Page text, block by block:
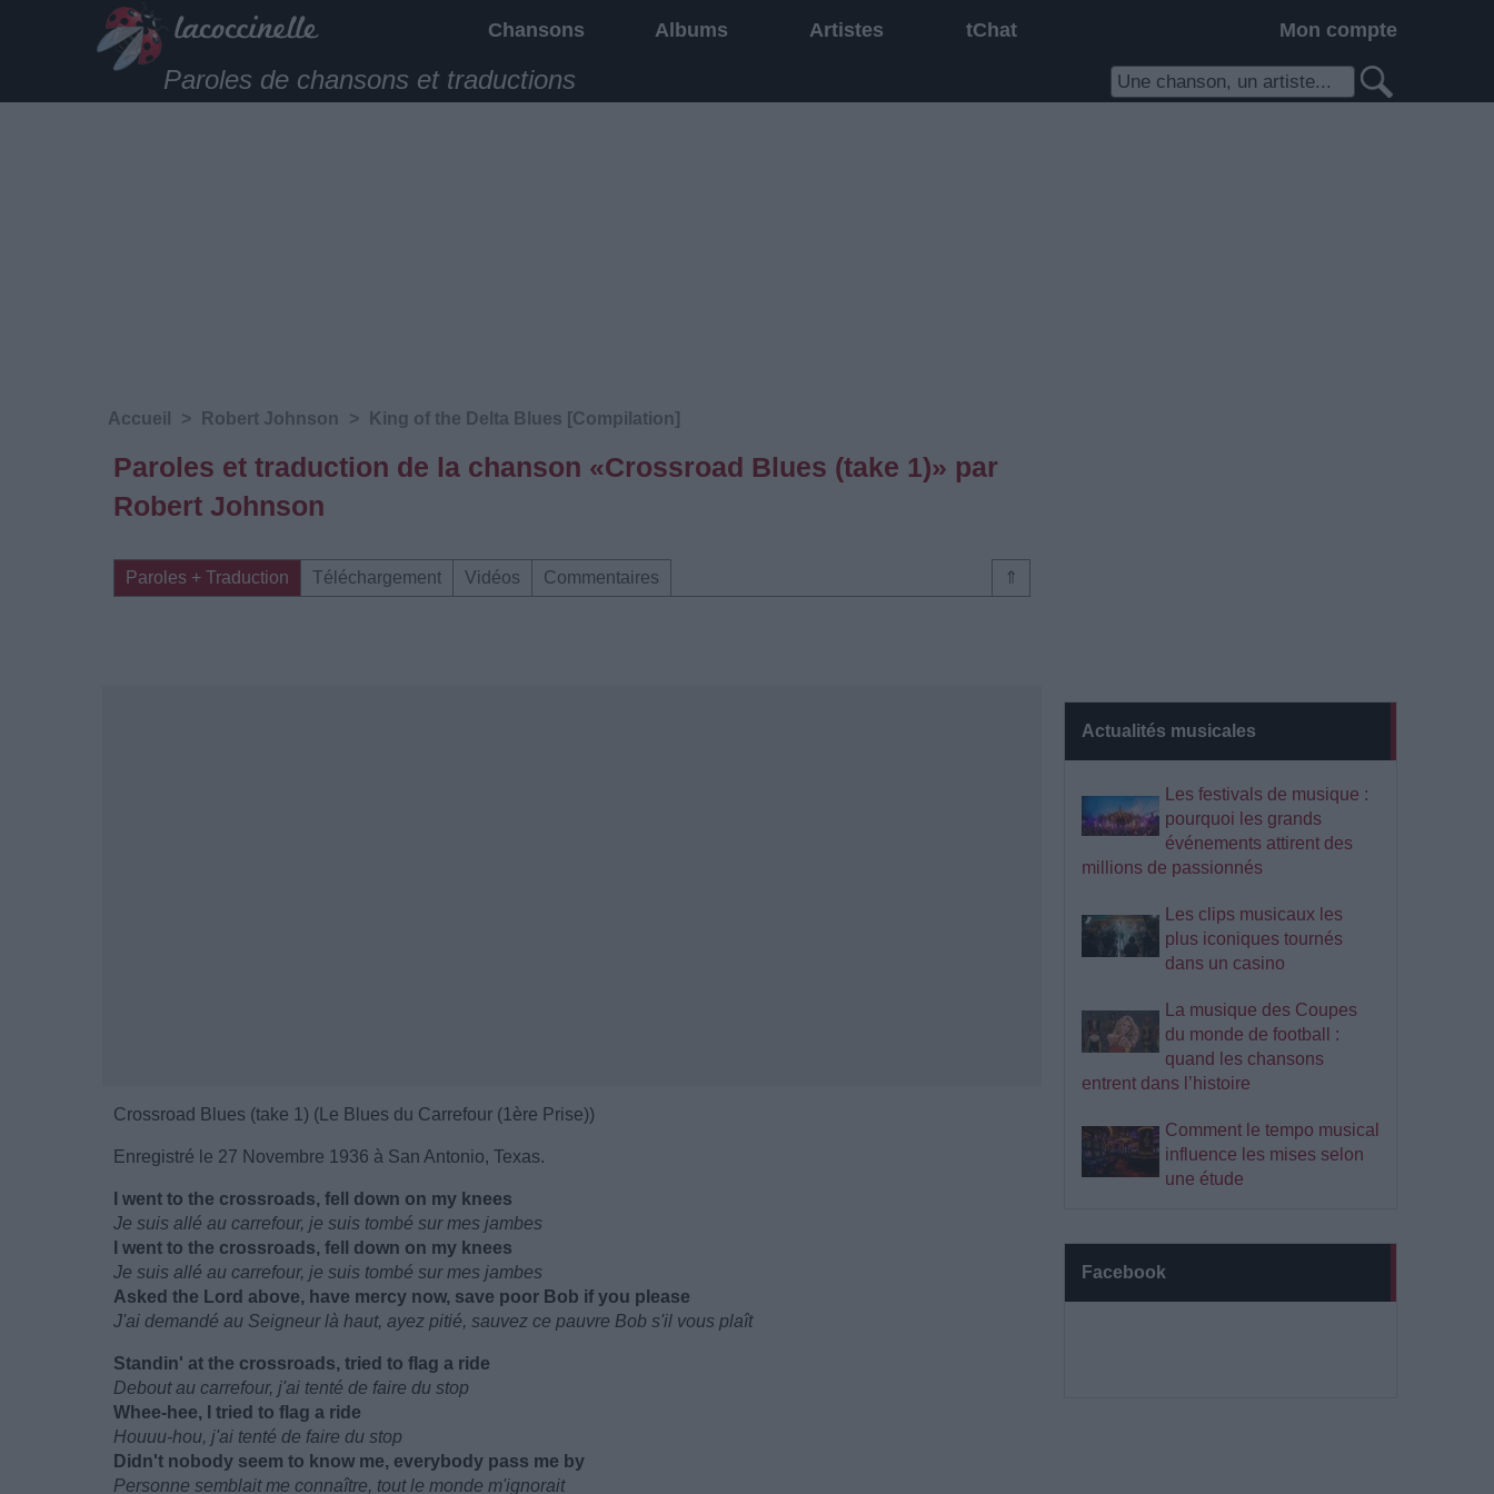
Chansons Albums Artistes tChat Mon compte
Paroles de chansons et traductions
Actualités musicales
Les festivals de musique :
pourquoi les grands
événements attirent des
millions de passionnés
Les clips musicaux les
plus iconiques tournés
dans un casino
La musique des Coupes
du monde de football :
quand les chansons
entrent dans l’histoire
Comment le tempo musical
influence les mises selon
une étude
Facebook
Accueil > Robert Johnson > King of the Delta Blues [Compilation]
Paroles et traduction de la chanson «Crossroad Blues (take 1)» par
Robert Johnson
⇑
Paroles + Traduction Téléchargement Vidéos Commentaires
Crossroad Blues (take 1) (Le Blues du Carrefour (1ère Prise))
Enregistré le 27 Novembre 1936 à San Antonio, Texas.
I went to the crossroads, fell down on my knees
Je suis allé au carrefour, je suis tombé sur mes jambes
I went to the crossroads, fell down on my knees
Je suis allé au carrefour, je suis tombé sur mes jambes
Asked the Lord above, have mercy now, save poor Bob if you please
J'ai demandé au Seigneur là haut, ayez pitié, sauvez ce pauvre Bob s'il vous plaît
Standin' at the crossroads, tried to flag a ride
Debout au carrefour, j'ai tenté de faire du stop
Whee-hee, I tried to flag a ride
Houuu-hou, j'ai tenté de faire du stop
Didn't nobody seem to know me, everybody pass me by
Personne semblait me connaître, tout le monde m'ignorait